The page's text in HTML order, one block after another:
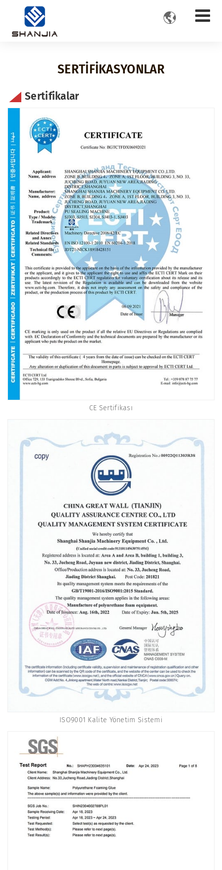

SERTIFIKASYONLAR
Sertifikalar
CE Sertifikası
ISO9001 Kalite Yönetim Sistemi